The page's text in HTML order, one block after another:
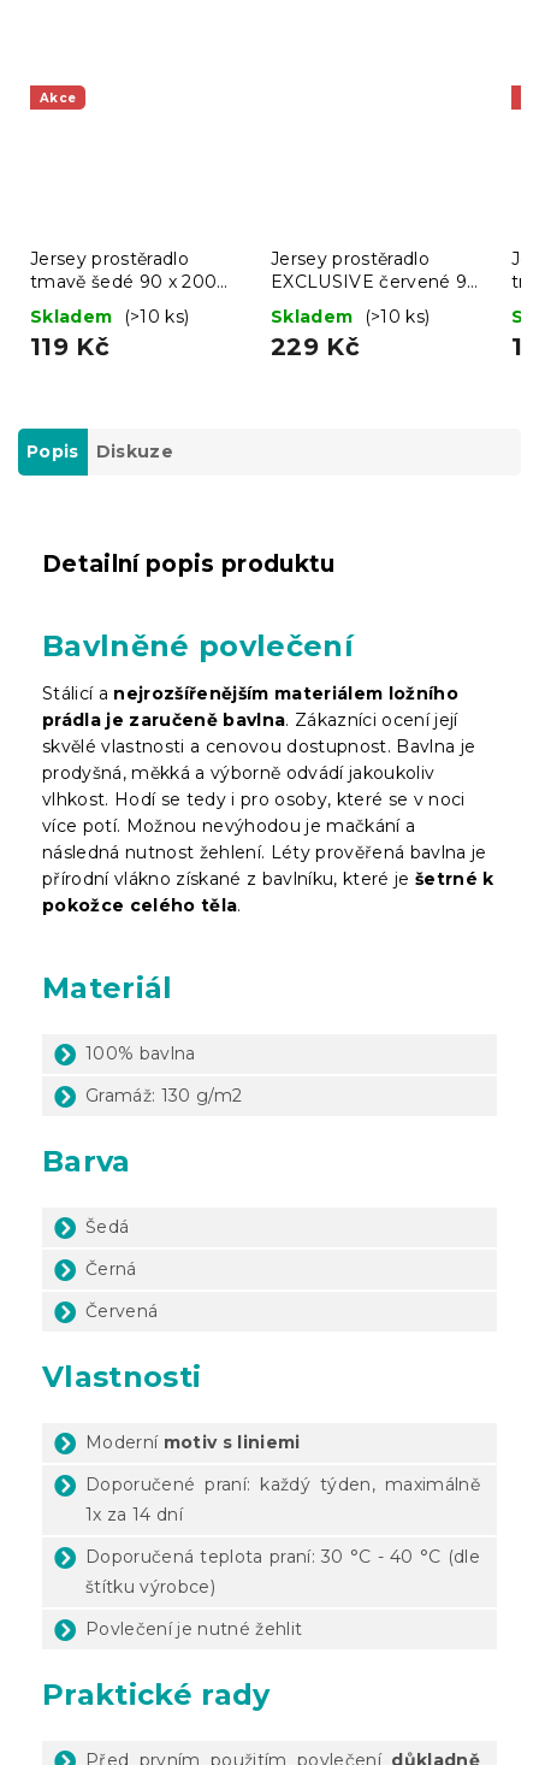
Akce
Jersey prostěradlo
tmavě šedé 90 x 200
cm
Skladem (>10 ks)
119 Kč
Jersey prostěradlo
EXCLUSIVE červené 90
x 200 cm
Skladem (>10 ks)
229 Kč
Popis Diskuze
Detailní popis produktu
Bavlněné povlečení
Stálicí a nejrozšířenějším materiálem ložního
prádla je zaručeně bavlna. Zákazníci ocení její
skvělé vlastnosti a cenovou dostupnost. Bavlna je
prodyšná, měkká a výborně odvádí jakoukoliv
vlhkost. Hodí se tedy i pro osoby, které se v noci
více potí. Možnou nevýhodou je mačkání a
následná nutnost žehlení. Léty prověřená bavlna je
přírodní vlákno získané z bavlníku, které je šetrné k
pokožce celého těla.
Materiál
100% bavlna
Gramáž: 130 g/m2
Barva
Šedá
Černá
Červená
Vlastnosti
Moderní motiv s liniemi
Doporučené praní: každý týden, maximálně
1x za 14 dní
Doporučená teplota praní: 30 °C - 40 °C (dle
štítku výrobce)
Povlečení je nutné žehlit
Praktické rady
Před prvním použitím povlečení důkladně